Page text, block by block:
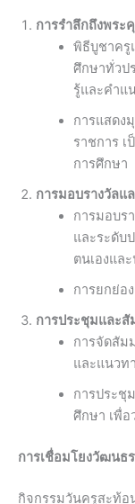
การรำลึกถึงพระ
พิธีบูชาครู
ศึกษาทั่วป
รู้และคำแ
การแสดง
ราชการ
การศึกษา
การมอบรางวัลแ
การมอบร
และระดับ
ตนเองแล
การยกย่อ
การประชุมและสั
การจัดสัม
และแนวท
การประชุ
ศึกษา เพื่อ
การเชื่อมโยงวัฒนธ
กิจกรรมวันครูสะท้